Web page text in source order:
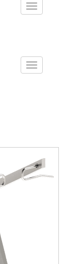
Toggle
Toggle